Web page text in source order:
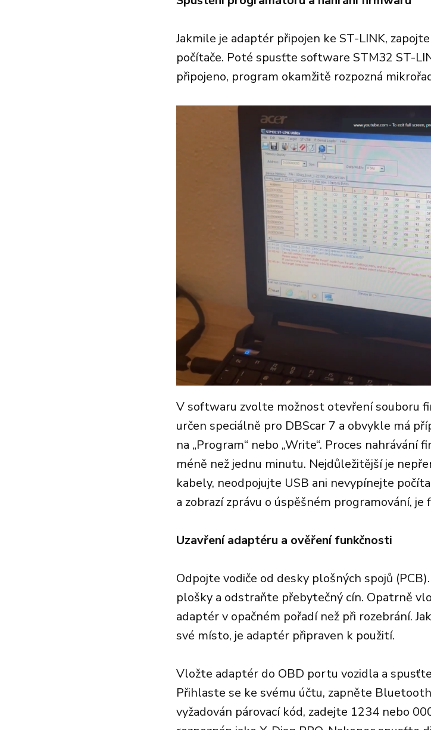
Jakmile je adaptér připojen ke ST-LINK,
počítače. Poté spusťte software STM32 ST-
připojeno, program okamžitě rozpozná
V softwaru zvolte možnost otevření souboru
určen speciálně pro DBScar 7 a obvykle má
na „Program“ nebo „Write“. Proces
méně než jednu minutu. Nejdůležitější je
kabely, neodpojujte USB ani nevypínejte
a zobrazí zprávu o úspěšném programování, je
Uzavření adaptéru a ověření funkčnosti
Odpojte vodiče od desky plošných spojů
plošky a odstraňte přebytečný cín. Opatrně
adaptér v opačném pořadí než při rozebrání.
své místo, je adaptér připraven k použití.
Vložte adaptér do OBD portu vozidla a
Přihlaste se ke svému účtu, zapněte
vyžadován párovací kód, zadejte 1234 nebo